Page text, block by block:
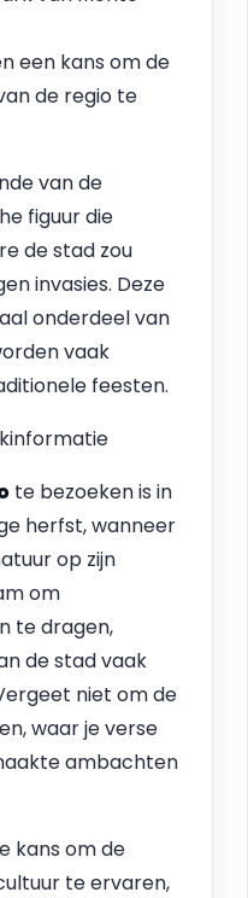
een kans om de
de regio te
van de
figuur die
de stad zou
invasies. Deze
onderdeel van
vaak
feesten.
te bezoeken is in
herfst, wanneer
op zijn
om
te dragen,
de stad vaak
niet om de
waar je verse
ambachten
kans om de
te ervaren,